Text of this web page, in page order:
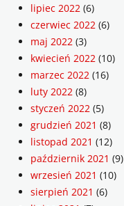
lipiec 2022 (6)
czerwiec 2022 (6)
maj 2022 (3)
kwiecień 2022 (10)
marzec 2022 (16)
luty 2022 (8)
styczeń 2022 (5)
grudzień 2021 (8)
listopad 2021 (12)
październik 2021 (9)
wrzesień 2021 (10)
sierpień 2021 (6)